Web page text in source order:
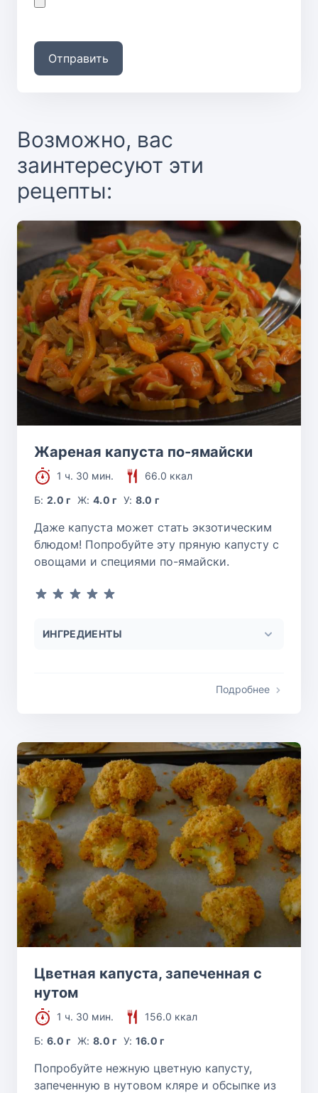
Отправить
Возможно, вас
заинтересуют эти
рецепты:
Жареная капуста по-ямайски
1 ч. 30 мин.
66.0 ккал
Б:2.0 г Ж: 4.0 г У: 8.0 г
Даже капуста может стать экзотическим
блюдом! Попробуйте эту пряную капусту с
овощами и специями по-ямайски.
ИНГРЕДИЕНТЫ
Подробнее
Цветная капуста, запеченная с
нутом
1 ч. 30 мин.
156.0 ккал
Б:6.0 г Ж: 8.0 г У: 16.0 г
Попробуйте нежную цветную капусту,
запеченную в нутовом кляре и обсыпке из